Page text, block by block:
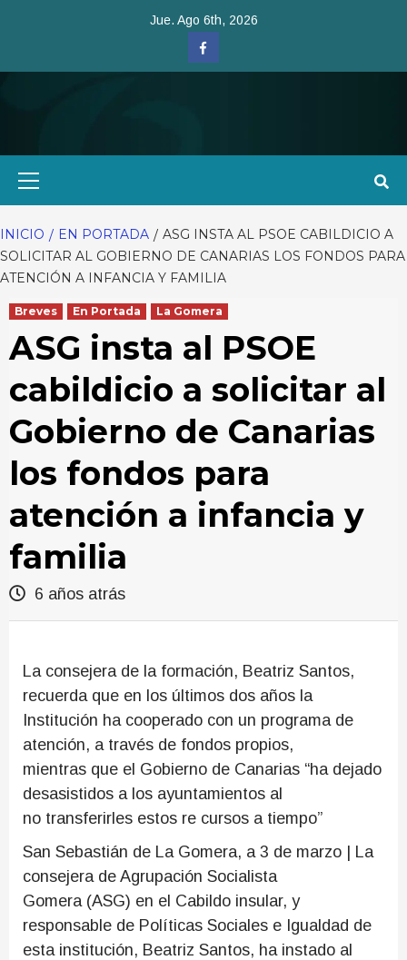
Jue. Ago 6th, 2026
Facebook
INICIO EN PORTADA
ASG INSTA AL PSOE CABILDICIO A
SOLICITAR AL GOBIERNO DE CANARIAS LOS FONDOS PARA
ATENCIÓN A INFANCIA Y FAMILIA
Breves En Portada La Gomera
ASG insta al PSOE
cabildicio a solicitar al
Gobierno de Canarias
los fondos para
atención a infancia y
familia
6 años atrás
La consejera de la formación, Beatriz Santos,
recuerda que en los últimos dos años la
Institución ha cooperado con un programa de
atención, a través de fondos propios,
mientras que el Gobierno de Canarias “ha dejado
desasistidos a los ayuntamientos al
no transferirles estos re cursos a tiempo”
San Sebastián de La Gomera, a 3 de marzo | La
consejera de Agrupación Socialista
Gomera (ASG) en el Cabildo insular, y
responsable de Políticas Sociales e Igualdad de
esta institución, Beatriz Santos, ha instado al